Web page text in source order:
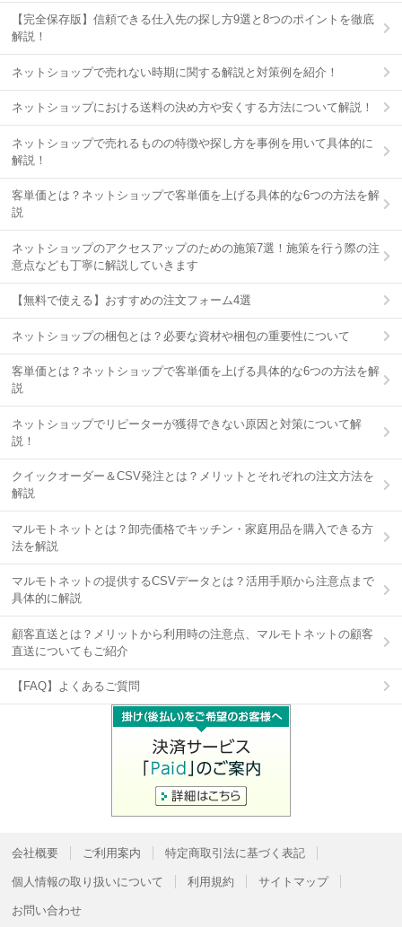
【完全保存版】信頼できる仕入先の探し方9選と8つのポイントを徹底
解説！
ネットショップで売れない時期に関する解説と対策例を紹介！
ネットショップにおける送料の決め方や安くする方法について解説！
ネットショップで売れるものの特徴や探し方を事例を用いて具体的に
解説！
客単価とは？ネットショップで客単価を上げる具体的な6つの方法を解
説
ネットショップのアクセスアップのための施策7選！施策を行う際の注
意点なども丁寧に解説していきます
【無料で使える】おすすめの注文フォーム4選
ネットショップの梱包とは？必要な資材や梱包の重要性について
客単価とは？ネットショップで客単価を上げる具体的な6つの方法を解
説
ネットショップでリピーターが獲得できない原因と対策について解
説！
クイックオーダー＆CSV発注とは？メリットとそれぞれの注文方法を
解説
マルモトネットとは？卸売価格でキッチン・家庭用品を購入できる方
法を解説
マルモトネットの提供するCSVデータとは？活用手順から注意点まで
具体的に解説
顧客直送とは？メリットから利用時の注意点、マルモトネットの顧客
直送についてもご紹介
【FAQ】よくあるご質問
会社概要 ご利用案内 特定商取引法に基づく表記
個人情報の取り扱いについて 利用規約 サイトマップ
お問い合わせ